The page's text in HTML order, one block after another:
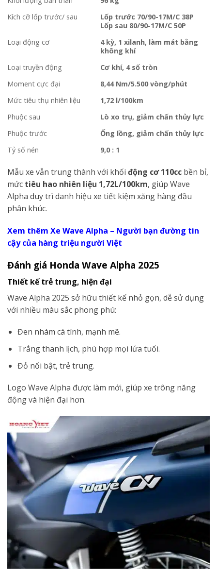
Kích cỡ lốp trước/ sau
Lốp trước 70/90-17M/C 38P
Lốp sau 80/90-17M/C 50P
Loại động cơ
4 kỳ, 1 xilanh, làm mát bằng
không khí
Loại truyền động
Cơ khí, 4 số tròn
Moment cực đại
8,44 Nm/5.500 vòng/phút
Mức tiêu thụ nhiên liệu
1,72 l/100km
Phuộc sau
Lò xo trụ, giảm chấn thủy lực
Phuộc trước
Ống lồng, giảm chấn thủy lực
Tỷ số nén
9,0 : 1
Mẫu xe vẫn trung thành với khối động cơ 110cc bền bỉ,
mức tiêu hao nhiên liệu 1,72L/100km, giúp Wave
Alpha duy trì danh hiệu xe tiết kiệm xăng hàng đầu
phân khúc.
Xem thêm Xe Wave Alpha – Người bạn đường tin
cậy của hàng triệu người Việt
Đánh giá Honda Wave Alpha 2025
Thiết kế trẻ trung, hiện đại
Wave Alpha 2025 sở hữu thiết kế nhỏ gọn, dễ sử dụng
với nhiều màu sắc phong phú:
Đen nhám cá tính, mạnh mẽ.
Trắng thanh lịch, phù hợp mọi lứa tuổi.
Đỏ nổi bật, trẻ trung.
Logo Wave Alpha được làm mới, giúp xe trông năng
động và hiện đại hơn.